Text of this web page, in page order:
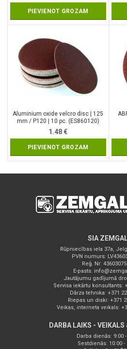
PIEVIENOT GROZAM
Aluminium oxide velcro disc | 125
mm / P120 | 10 pc. (ES860120)
1.48€
PIEVIENOT GROZAM
SIA
Rūpniecības iela 37a,
PVN numurs:
Reģ. Nr:
E-pasts:
Jautājumu gadījumā
Servisa iekārtu konsultants:
Dārza tehnika: +371
Riepas un diski: +371
Veikas, interneta veikals:
DARBA LAIKS - VEIKALS
Darba dienās: 9:00 -
Sestdienās: 10:00 -